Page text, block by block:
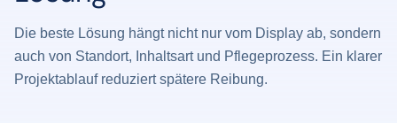
Die beste Lösung hängt nicht nur vom Display ab, sondern
auch von Standort, Inhaltsart und Pflegeprozess. Ein klarer
Projektablauf reduziert spätere Reibung.